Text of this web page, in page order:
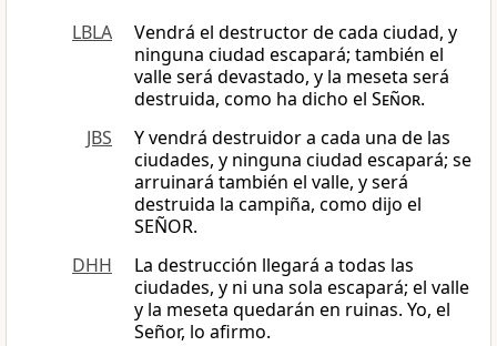
LBLA
Vendrá el destructor de cada ciudad, y
ninguna ciudad escapará; también el
valle será devastado, y la meseta será
destruida, como ha dicho el Señor.
JBS
Y vendrá destruidor a cada una de las
ciudades, y ninguna ciudad escapará; se
arruinará también el valle, y será
destruida la campiña, como dijo el
SEÑOR.
DHH
La destrucción llegará a todas las
ciudades, y ni una sola escapará; el valle
y la meseta quedarán en ruinas. Yo, el
Señor, lo afirmo.